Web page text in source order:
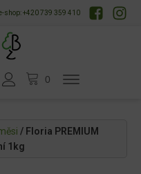
shop: +420 739 359 410
/ Floria PREMIUM
1kg